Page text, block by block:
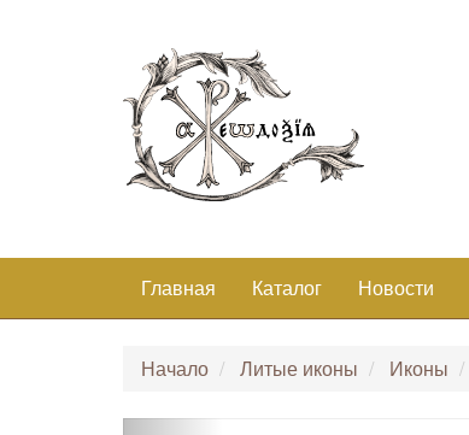
Главная Каталог Новости
Начало Литые иконы Иконы